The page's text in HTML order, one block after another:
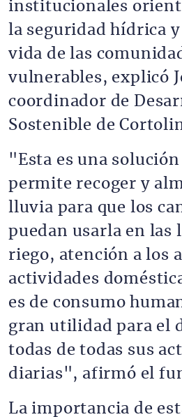
institucionales
la seguridad hídrica
vida de las
vulnerables, explicó
coordinador de
Sostenible de
"Esta es una
permite recoger y
lluvia para que los
puedan usarla en las
riego, atención a los
actividades
es de consumo
gran utilidad para el
todas de todas sus
diarias", afirmó el
La importancia de